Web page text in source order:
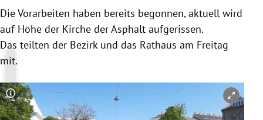
Die Vorarbeiten haben bereits begonnen, aktuell wird
auf Höhe der Kirche der Asphalt aufgerissen.
Das teilten der Bezirk und das Rathaus am Freitag
mit.
Copyright-Hinweis öffnen/schließen